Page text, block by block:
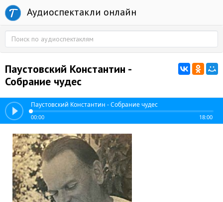
Аудиоспектакли онлайн
Паустовский Константин -
Coбpaниe чyдec
Паустовский Константин - Coбpaниe чyдec
00:00 18:00